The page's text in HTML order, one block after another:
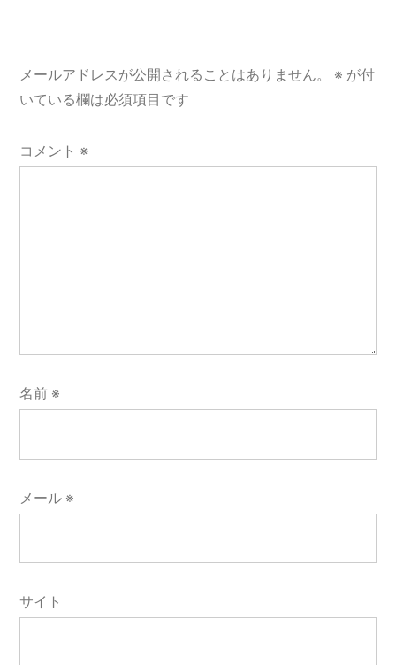
メールアドレスが公開されることはありません。 ※ が付
いている欄は必須項目です
コメント ※
名前 ※
メール ※
サイト